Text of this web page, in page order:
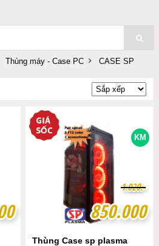
Thùng máy - Case PC CASE SP
KM
850.000
850.000
1.020.-
1.020.-
Thùng Case sp plasma